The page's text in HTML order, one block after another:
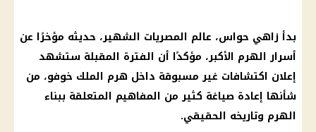
بدأ زاهي حواس، عالم المصريات الشهير، حديثه مؤخرًا عن
أسرار الهرم الأكبر، مؤكدًا أن الفترة المقبلة ستشهد
إعلان اكتشافات غير مسبوقة داخل هرم الملك خوفو، من
شأنها إعادة صياغة كثير من المفاهيم المتعلقة ببناء
الهرم وتاريخه الحقيقي.